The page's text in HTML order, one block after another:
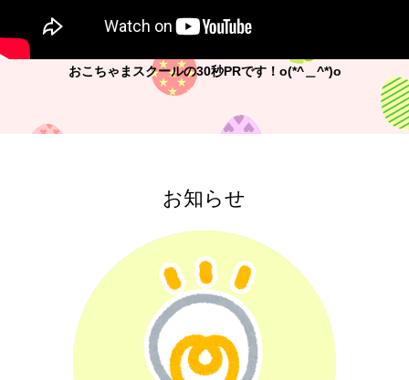
おこちゃまスクールの30秒PRです！o(*^＿^*)o
お知らせ